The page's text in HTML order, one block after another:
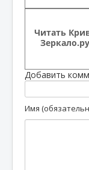
Читать
Добавить
Имя